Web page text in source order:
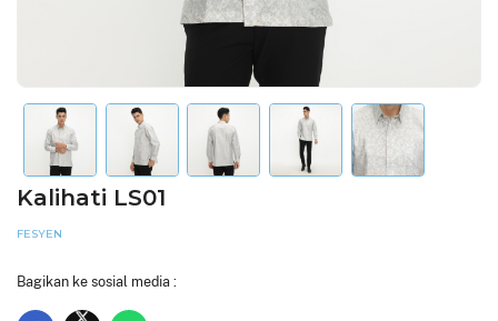
Kalihati LS01
FESYEN
Bagikan ke sosial media :